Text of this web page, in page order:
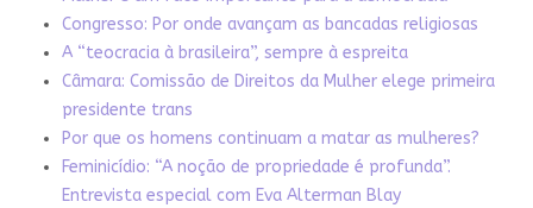
Congresso: Por onde avançam as bancadas religiosas
A “teocracia à brasileira”, sempre à espreita
Câmara: Comissão de Direitos da Mulher elege primeira
presidente trans
Por que os homens continuam a matar as mulheres?
Feminicídio: “A noção de propriedade é profunda”.
Entrevista especial com Eva Alterman Blay